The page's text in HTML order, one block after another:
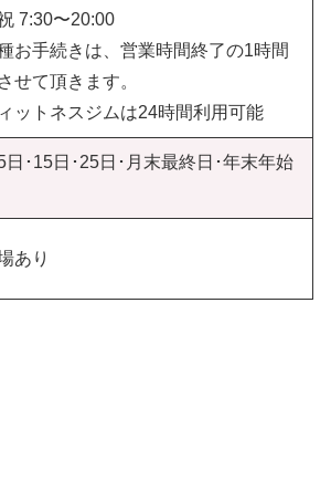
7:30〜20:00
お手続きは、営業時間終了の1時間
せて頂きます。
ットネスジムは24時間利用可能
日･15日･25日･月末最終日･年末年始
あり